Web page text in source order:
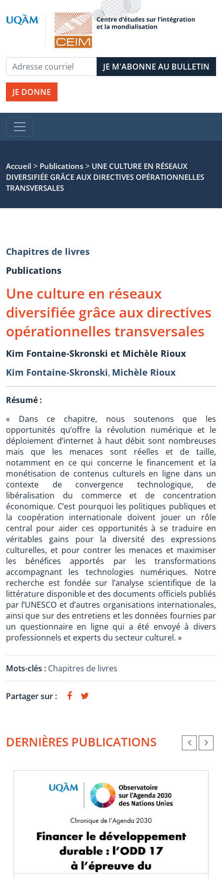
JE DONNE
Accueil > Publications > UNE CULTURE EN RÉSEAUX
DIVERSIFIÉE GRÂCE AUX DIRECTIVES OPÉRATIONNELLES
TRANSVERSALES
Chapitres de livres
Publications
Une culture en réseaux
diversifiée grâce aux directives
opérationnelles transversales
Kim Fontaine-Skronski et Michèle Rioux
Kim Fontaine-Skronski, Michèle Rioux
Résumé :
« Dans ce chapitre, nous soutenons que les
opportunités qu’offre la révolution numérique et le
déploiement d’internet à haut débit sont nombreuses
mais que les menaces sont réelles et de taille,
notamment en ce qui concerne le financement et la
monétisation de contenus culturels en ligne dans un
contexte de convergence technologique, de
libéralisation du commerce et de concentration
économique. C’est pourquoi les politiques publiques et
la coopération internationale doivent jouer un rôle
central pour aider ces opportunités à se traduire en
véritables gains pour la diversité des expressions
culturelles, et pour contrer les menaces et maximiser
les bénéfices apportés par les transformations
accompagnant les technologies numériques. Notre
recherche est fondée sur l’analyse scientifique de la
littérature disponible et des documents officiels publiés
par l’UNESCO et d’autres organisations internationales,
ainsi que sur des entretiens et les données fournies par
un questionnaire en ligne qui a été envoyé à divers
professionnels et experts du secteur culturel. »
Mots-clés : Chapitres de livres
Partager sur :
DERNIÈRES PUBLICATIONS